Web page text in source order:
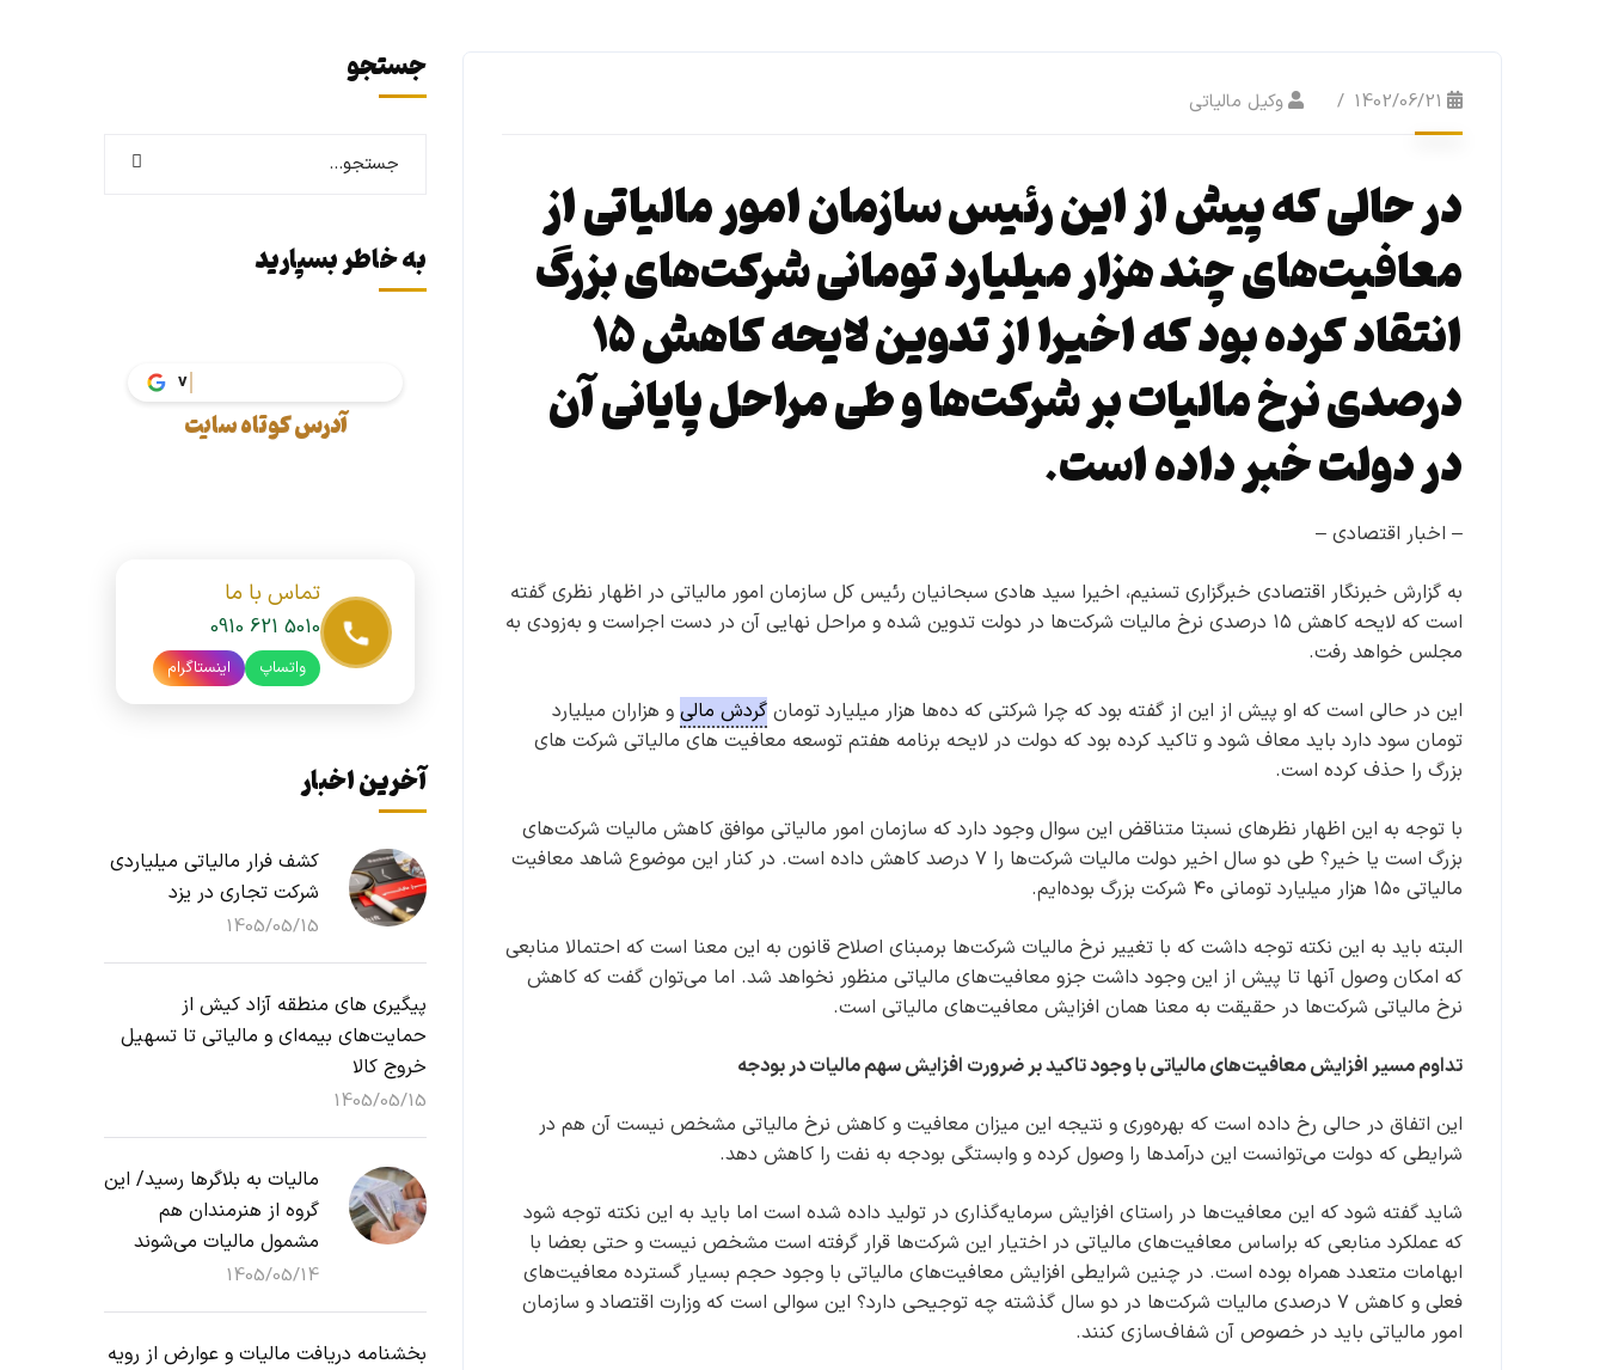
1402/06/21 وکیل مالیاتی
در حالی که پیش از این رئیس سازمان امور مالیاتی از
معافیت‌های چند هزار میلیارد تومانی شرکت‌های بزرگ
انتقاد کرده بود که اخیرا از تدوین لایحه کاهش ۱۵
درصدی نرخ مالیات بر شرکت‌ها و طی مراحل پایانی آن
در دولت خبر داده است.
– اخبار اقتصادی –
به گزارش خبرنگار اقتصادی خبرگزاری تسنیم، اخیرا سید هادی سبحانیان رئیس کل سازمان امور مالیاتی در اظهار نظری گفته
است که لایحه کاهش ۱۵ درصدی نرخ مالیات شرکت‌ها در دولت تدوین شده و مراحل نهایی آن در دست اجراست و به‌زودی به
مجلس خواهد رفت.
این در حالی است که او پیش از این از گفته بود که چرا شرکتی که ده‌ها هزار میلیارد تومان گردش مالی و هزاران میلیارد
تومان سود دارد باید معاف شود و تاکید کرده بود که دولت در لایحه برنامه هفتم توسعه معافیت های مالیاتی شرکت های
بزرگ را حذف کرده است.
با توجه به این اظهار نظرهای نسبتا متناقض این سوال وجود دارد که سازمان امور مالیاتی موافق کاهش مالیات شرکت‌های
بزرگ است یا خیر؟ طی دو سال اخیر دولت مالیات شرکت‌ها را ۷ درصد کاهش داده است. در کنار این موضوع شاهد معافیت
مالیاتی ۱۵۰ هزار میلیارد تومانی ۴۰ شرکت بزرگ بوده‌ایم.
البته باید به این نکته توجه داشت که با تغییر نرخ مالیات شرکت‌ها برمبنای اصلاح قانون به این معنا است که احتمالا منابعی
که امکان وصول آنها تا پیش از این وجود داشت جزو معافیت‌های مالیاتی منظور نخواهد شد. اما می‌توان گفت که کاهش
نرخ مالیاتی شرکت‌ها در حقیقت به معنا همان افزایش معافیت‌های مالیاتی است.
تداوم مسیر افزایش معافیت‌های مالیاتی با وجود تاکید بر ضرورت افزایش سهم مالیات در بودجه
این اتفاق در حالی رخ داده است که بهره‌وری و نتیجه این میزان معافیت و کاهش نرخ مالیاتی مشخص نیست آن هم در
شرایطی که دولت می‌توانست این درآمدها را وصول کرده و وابستگی بودجه به نفت را کاهش دهد.
شاید گفته شود که این معافیت‌ها در راستای افزایش سرمایه‌گذاری در تولید داده شده است اما باید به این نکته توجه شود
که عملکرد منابعی که براساس معافیت‌های مالیاتی در اختیار این شرکت‌ها قرار گرفته است مشخص نیست و حتی بعضا با
ابهامات متعدد همراه بوده است. در چنین شرایطی افزایش معافیت‌های مالیاتی با وجود حجم بسیار گسترده معافیت‌های
فعلی و کاهش ۷ درصدی مالیات شرکت‌ها در دو سال گذشته چه توجیحی دارد؟ این سوالی است که وزارت اقتصاد و سازمان
امور مالیاتی باید در خصوص آن شفاف‌سازی کنند.
جستجو
به خاطر بسپارید
vakil.t
آدرس کوتاه سایت
تماس با ما
0910 621 5010
واتساپ اینستاگرام
آخرین اخبار
کشف فرار مالیاتی میلیاردی
شرکت تجاری در یزد
1405/05/15
پیگیری های منطقه آزاد کیش از
حمایت‌های بیمه‌ای و مالیاتی تا تسهیل
خروج کالا
1405/05/15
مالیات به بلاگرها رسید/ این
گروه از هنرمندان هم
مشمول مالیات می‌شوند
1405/05/14
بخشنامه دریافت مالیات و عوارض از رویه